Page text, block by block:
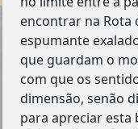
encontrar na Rota
espumante
que guardam o
com que os
dimensão, senão
para apreciar esta